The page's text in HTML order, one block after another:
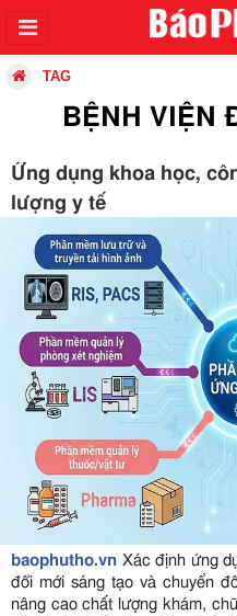
TAG
BỆNH VIỆN
Ứng dụng khoa học,
lượng y tế
baophutho.vn Xác định ứng
đổi mới sáng tạo và chuyển
nâng cao chất lượng khám,